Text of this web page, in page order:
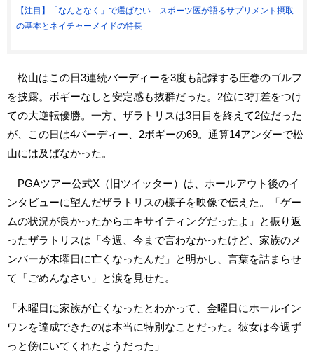
【注目】「なんとなく」で選ばない スポーツ医が語るサプリメント摂取
の基本とネイチャーメイドの特長
松山はこの日3連続バーディーを3度も記録する圧巻のゴルフ
を披露。ボギーなしと安定感も抜群だった。2位に3打差をつけ
ての大逆転優勝。一方、ザラトリスは3日目を終えて2位だった
が、この日は4バーディー、2ボギーの69。通算14アンダーで松
山には及ばなかった。
PGAツアー公式X（旧ツイッター）は、ホールアウト後のイ
ンタビューに望んだザラトリスの様子を映像で伝えた。「ゲー
ムの状況が良かったからエキサイティングだったよ」と振り返
ったザラトリスは「今週、今まで言わなかったけど、家族のメ
ンバーが木曜日に亡くなったんだ」と明かし、言葉を詰まらせ
て「ごめんなさい」と涙を見せた。
「木曜日に家族が亡くなったとわかって、金曜日にホールイン
ワンを達成できたのは本当に特別なことだった。彼女は今週ず
っと傍にいてくれたようだった」